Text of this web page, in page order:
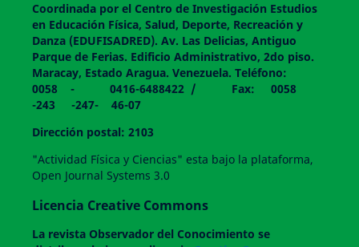
Coordinada por el Centro de Investigación Estudios
en Educación Física, Salud, Deporte, Recreación y
Danza (EDUFISADRED). Av. Las Delicias, Antiguo
Parque de Ferias. Edificio Administrativo, 2do piso.
Maracay, Estado Aragua. Venezuela. Teléfono:
0058 - 0416-6488422 / Fax: 0058
-243 -247- 46-07
Dirección postal: 2103
"Actividad Física y Ciencias" esta bajo la plataforma,
Open Journal Systems 3.0
Licencia Creative Commons
La revistaObservador del Conocimiento se